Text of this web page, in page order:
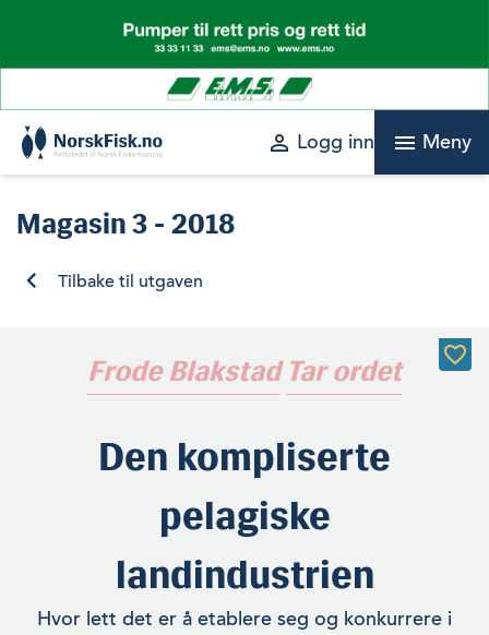
content
perm_identity Logg inn menu Meny
Magasin3 - 2018
Tilbake til utgaven
Frode Blakstad Tar ordet
Den kompliserte
pelagiske
landindustrien
Hvor lett det er å etablere seg og konkurrere i